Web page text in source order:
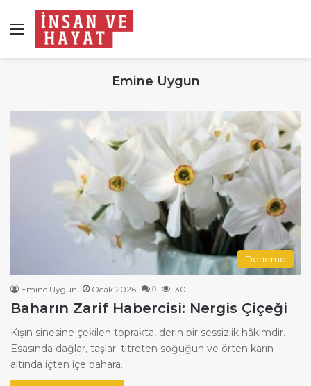
Menü
Emine Uygun
Deneme
Emine Uygun Ocak 2026 0 130
Baharın Zarif Habercisi: Nergis Çiçeği
Kışın sinesine çekilen toprakta, derin bir sessizlik hâkimdir.
Esasında dağlar, taşlar; titreten soğuğun ve örten karın
altında içten içe bahara…